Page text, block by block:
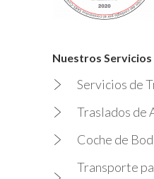
Nuestros Servicios
Servicios de
Traslados de
Coche de
Transporte